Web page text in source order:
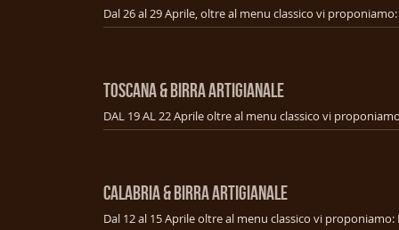
TOSCANA & BIRRA ARTIGIANALE
CALABRIA & BIRRA ARTIGIANALE